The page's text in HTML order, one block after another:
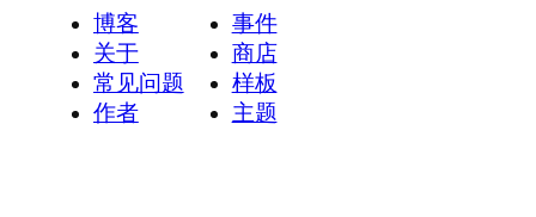
博客
关于
常见问题
作者
事件
商店
样板
主题